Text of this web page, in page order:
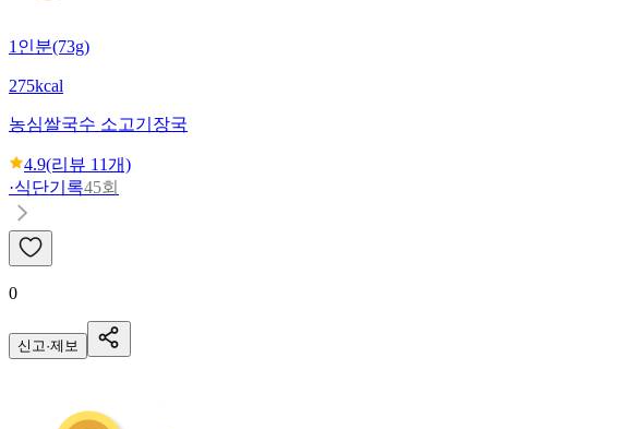
1인분(73g)
275kcal
농심쌀국수 소고기장국
4.9(리뷰 11개)
·식단기록45회
0
신고·제보